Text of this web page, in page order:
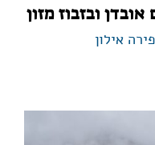
ובזבוז מזון
אילון